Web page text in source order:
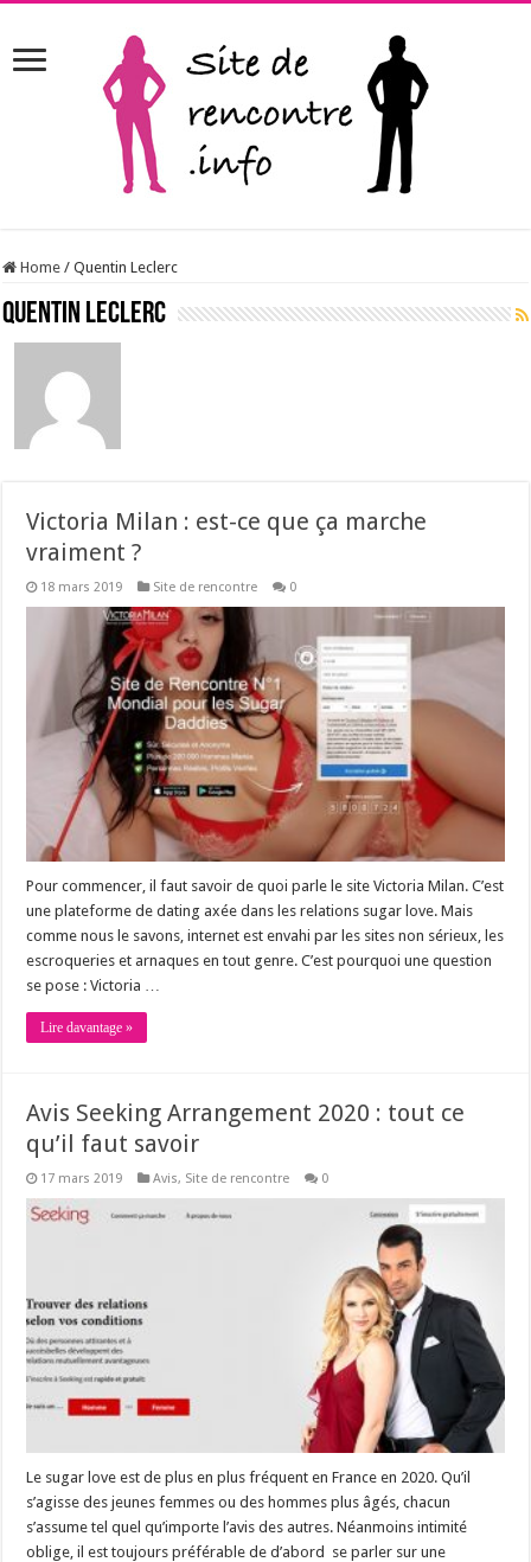
Home / Quentin Leclerc
Quentin Leclerc
Victoria Milan : est-ce que ça marche
vraiment ?
18 mars 2019 Site de rencontre 0
Pour commencer, il faut savoir de quoi parle le site Victoria Milan. C’est
une plateforme de dating axée dans les relations sugar love. Mais
comme nous le savons, internet est envahi par les sites non sérieux, les
escroqueries et arnaques en tout genre. C’est pourquoi une question
se pose : Victoria …
Lire davantage »
Avis Seeking Arrangement 2020 : tout ce
qu’il faut savoir
17 mars 2019 Avis, Site de rencontre 0
Le sugar love est de plus en plus fréquent en France en 2020. Qu’il
s’agisse des jeunes femmes ou des hommes plus âgés, chacun
s’assume tel quel qu’importe l’avis des autres. Néanmoins intimité
oblige, il est toujours préférable de d’abord se parler sur une